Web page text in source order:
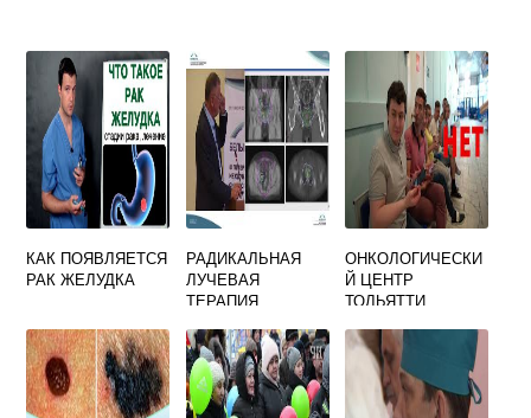
КАК ПОЯВЛЯЕТСЯ
РАК ЖЕЛУДКА
РАДИКАЛЬНАЯ
ЛУЧЕВАЯ
ТЕРАПИЯ
ОНКОЛОГИЧЕСКИ
Й ЦЕНТР
ТОЛЬЯТТИ